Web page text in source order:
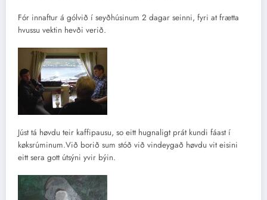
Fór innaftur á gólvið í seyðhúsinum 2 dagar seinni, fyri at frætta
hvussu vektin hevði verið.
Júst tá høvdu teir kaffipausu, so eitt hugnaligt prát kundi fáast í
køksrúminum.Við borið sum stóð við vindeygað høvdu vit eisini
eitt sera gott útsýni yvir býin.